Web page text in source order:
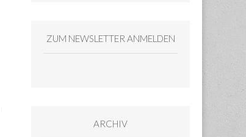
ZUM NEWSLETTER ANMELDEN
ARCHIV